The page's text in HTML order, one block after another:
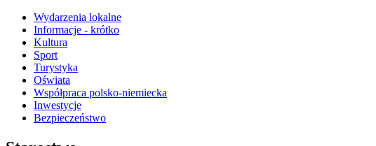
Wydarzenia lokalne
Informacje - krótko
Kultura
Sport
Turystyka
Oświata
Współpraca polsko-niemiecka
Inwestycje
Bezpieczeństwo